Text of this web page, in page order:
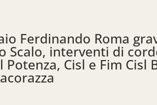
Ferdinando Roma
Scalo, interventi di
Potenza, Cisl e Fim Cisl